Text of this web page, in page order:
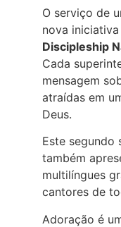
O serviço de
nova
Discipleship
Cada
mensagem
atraídas em
Deus.
Este segundo
também
multilíngues
cantores de
Adoração é